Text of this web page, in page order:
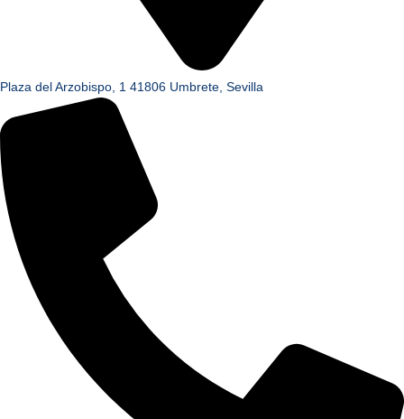
Plaza del Arzobispo, 1 41806 Umbrete, Sevilla